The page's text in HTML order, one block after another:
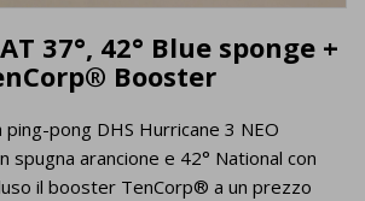
37°, 42° Blue sponge +
Booster
ping-pong DHS Hurricane 3 NEO
spugna arancione e 42° National con
il booster TenCorp® a un prezzo